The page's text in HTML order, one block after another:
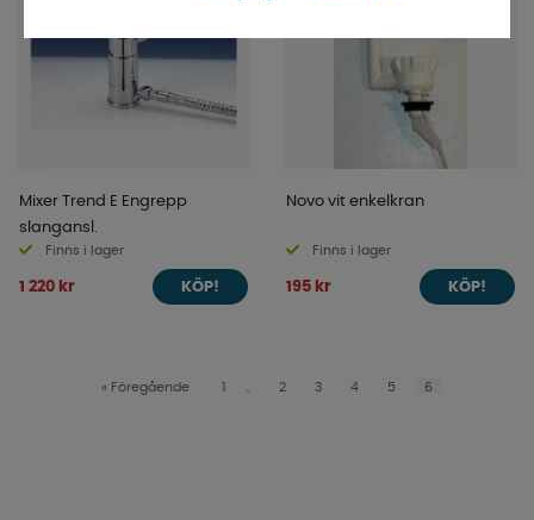
Mixer Trend E Engrepp
slangansl.
Finns i lager
1 220 kr KÖP!
Novo vit enkelkran
Finns i lager
195 kr KÖP!
« Föregående 1 2 3 4 5 6